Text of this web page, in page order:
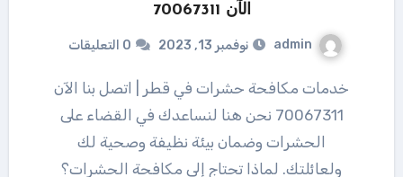
الآن 70067311
admin نوفمبر 13, 2023 0 التعليقات
خدمات مكافحة حشرات في قطر | اتصل بنا الآن
70067311 نحن هنا لنساعدك في القضاء على
الحشرات وضمان بيئة نظيفة وصحية لك
ولعائلتك. لماذا تحتاج إلى مكافحة الحشرات؟